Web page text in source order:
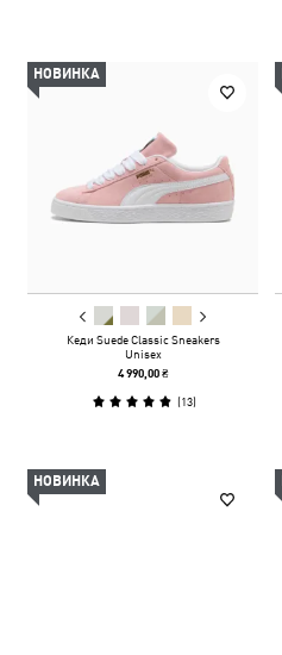
НОВИНКА
Кеди Suede Classic Sneakers
Unisex
4 990,00 ₴
(13)
НОВИНКА